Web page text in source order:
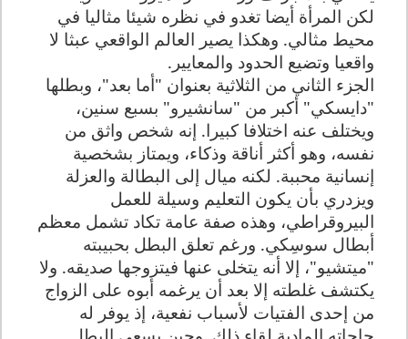
لكن المرأة أيضا تغدو في نظره شيئا مثاليا في
محيط مثالي. وهكذا يصير العالم الواقعي عبثا لا
واقعيا وتضيع الحدود والمعايير .
الجزء الثاني من الثلاثية بعنوان "أما بعد"، وبطلها
"دايسكي" أكبر من "سانشيرو" بسبع سنين،
ويختلف عنه اختلافا كبيرا. إنه شخص واثق من
نفسه، وهو أكثر أناقة وذكاء، ويمتاز بشخصية
إنسانية محببة. لكنه ميال إلى البطالة والعزلة
ويزدري بأن يكون التعليم وسيلة للعمل
البيروقراطي، وهذه صفة عامة تكاد تشمل معظم
أبطال سوسِكي. ورغم تعلق البطل بحبيبته
"ميتشيو"، إلا أنه يتخلى عنها فيتزوجها صديقه. ولا
يكتشف غلطته إلا بعد أن يرغمه أبوه على الزواج
من إحدى الفتيات لأسباب نفعية، إذ يوفر له